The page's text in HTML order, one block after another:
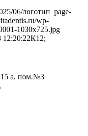
06/логотип_page-
wp-
1030x725.jpg
12:20:22К12;
15 а, пом.№3